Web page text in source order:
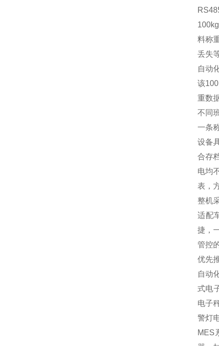
料称
丢失
自动
该
重数
不同
一条
设备
合存
电均
表，
整机
适配
捷，
管控
优先
自动
式电
电子
警灯
MES